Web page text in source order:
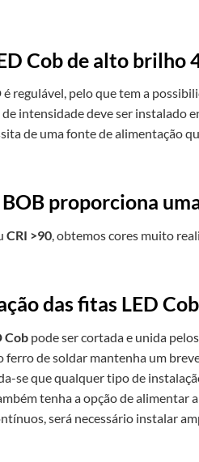
Cob de alto brilho
é regulável, pelo que tem a
intensidade deve ser instalado
de uma fonte de alimentação
proporciona
CRI >90, obtemos cores muito
das fitas LED Cob
Cobpode ser cortada e unida
ferro de soldar mantenha um
se que qualquer tipo de
tenha a opção de alimentar
será necessário instalar